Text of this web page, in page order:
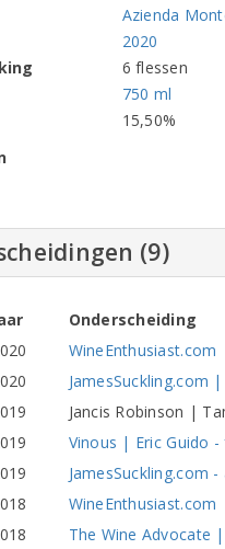
Azienda
2020
6 flessen
750 ml
15,50%
(9)
Onderscheiding
JamesSuckling.com
Jancis Robinson |
Vinous | Eric Guido
JamesSuckling.com
The Wine Advocate